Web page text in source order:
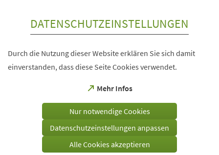
DATENSCHUTZEINSTELLUNGEN
Durch die Nutzung dieser Website erklären Sie sich damit
einverstanden, dass diese Seite Cookies verwendet.
Mehr Infos
(Öffnet
einem
Tab)
Nur notwendige Cookies
Datenschutzeinstellungen anpassen
Alle Cookies akzeptieren